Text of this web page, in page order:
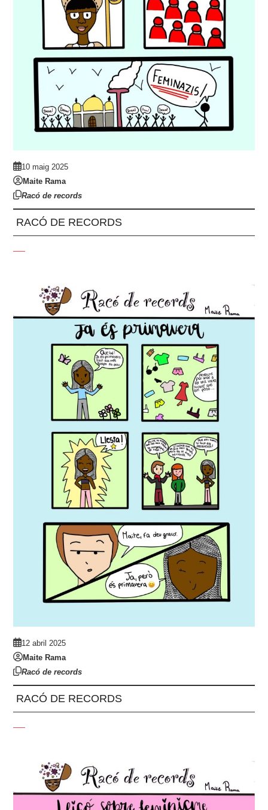
10 maig 2025
Maite Rama
Racó de records
RACÓ DE RECORDS
12 abril 2025
Maite Rama
Racó de records
RACÓ DE RECORDS